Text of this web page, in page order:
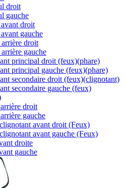
droit
gauche
droit
gauche
droit
gauche
principal droit (feux)(phare)
principal gauche (feux)(phare)
secondaire droit (feux)(clignotant)
secondaire gauche (feux)
droit
gauche
avant droit (Feux)
avant gauche (Feux)
droite
gauche